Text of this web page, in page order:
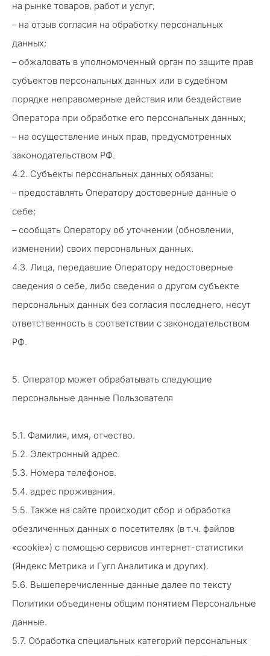
на рынке товаров, работ и услуг;
– на отзыв согласия на обработку персональных
данных;
– обжаловать в уполномоченный орган по защите прав
субъектов персональных данных или в судебном
порядке неправомерные действия или бездействие
Оператора при обработке его персональных данных;
– на осуществление иных прав, предусмотренных
законодательством РФ.
4.2. Субъекты персональных данных обязаны:
– предоставлять Оператору достоверные данные о
себе;
– сообщать Оператору об уточнении (обновлении,
изменении) своих персональных данных.
4.3. Лица, передавшие Оператору недостоверные
сведения о себе, либо сведения о другом субъекте
персональных данных без согласия последнего, несут
ответственность в соответствии с законодательством
РФ.
5. Оператор может обрабатывать следующие
персональные данные Пользователя
5.1. Фамилия, имя, отчество.
5.2. Электронный адрес.
5.3. Номера телефонов.
5.4. адрес проживания.
5.5. Также на сайте происходит сбор и обработка
обезличенных данных о посетителях (в т.ч. файлов
«cookie») с помощью сервисов интернет-статистики
(Яндекс Метрика и Гугл Аналитика и других).
5.6. Вышеперечисленные данные далее по тексту
Политики объединены общим понятием Персональные
данные.
5.7. Обработка специальных категорий персональных